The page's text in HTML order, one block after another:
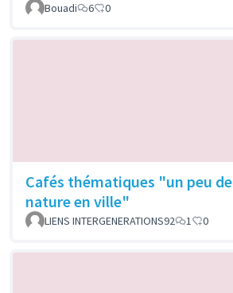
Bouadi 6 0
Cafés thématiques "un peu de
nature en ville"
LIENS INTERGENERATIONS92 1 0